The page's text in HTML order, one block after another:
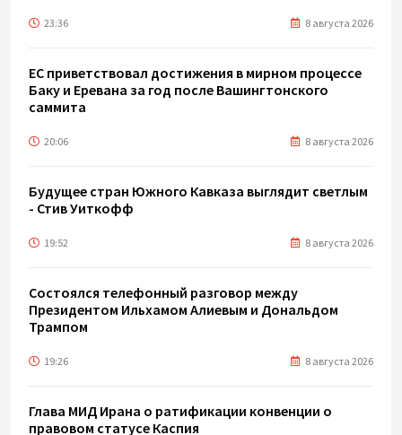
23:36 8 августа 2026
ЕС приветствовал достижения в мирном процессе
Баку и Еревана за год после Вашингтонского
саммита
20:06 8 августа 2026
Будущее стран Южного Кавказа выглядит светлым
- Стив Уиткофф
19:52 8 августа 2026
Состоялся телефонный разговор между
Президентом Ильхамом Алиевым и Дональдом
Трампом
19:26 8 августа 2026
Глава МИД Ирана о ратификации конвенции о
правовом статусе Каспия